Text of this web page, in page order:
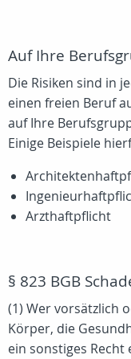
Auf Ihre
Die Risiken sind in
einen freien Beruf
auf Ihre
Einige Beispiele
Arzthaftpflicht
§ 823 BGB
(1) Wer vorsätzlich
Körper, die
ein sonstiges